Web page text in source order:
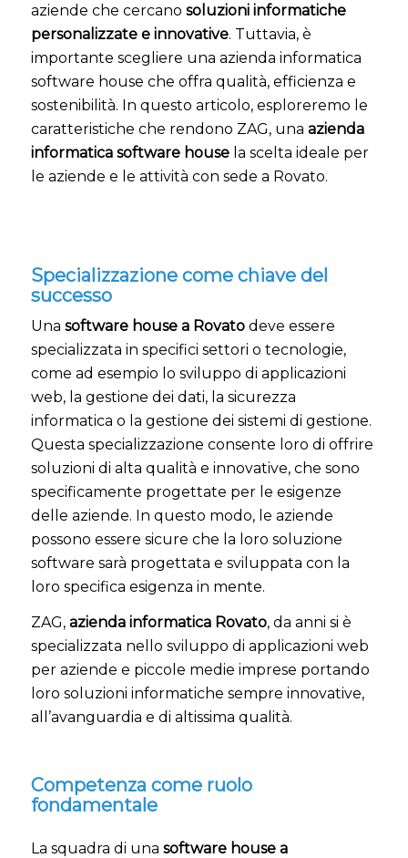
aziende che cercano soluzioni informatiche
personalizzate e innovative. Tuttavia, è
importante scegliere una azienda informatica
software house che offra qualità, efficienza e
sostenibilità. In questo articolo, esploreremo le
caratteristiche che rendono ZAG, una azienda
informatica software house la scelta ideale per
le aziende e le attività con sede a Rovato.
Specializzazione come chiave del
successo
Una software house a Rovatodeve essere
specializzata in specifici settori o tecnologie,
come ad esempio lo sviluppo di applicazioni
web, la gestione dei dati, la sicurezza
informatica o la gestione dei sistemi di gestione.
Questa specializzazione consente loro di offrire
soluzioni di alta qualità e innovative, che sono
specificamente progettate per le esigenze
delle aziende. In questo modo, le aziende
possono essere sicure che la loro soluzione
software sarà progettata e sviluppata con la
loro specifica esigenza in mente.
ZAG, azienda informatica Rovato, da anni si è
specializzata nello sviluppo di applicazioni web
per aziende e piccole medie imprese portando
loro soluzioni informatiche sempre innovative,
all’avanguardia e di altissima qualità.
Competenza come ruolo
fondamentale
La squadra di una software house a